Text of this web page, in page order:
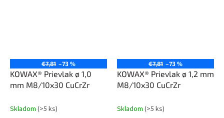
€7,81 –73 %
KOWAX® Prievlak ø 1,0
mm M8/10x30 CuCrZr
Skladom (>5 ks)
€7,81 –73 %
KOWAX® Prievlak ø 1,2 mm
M8/10x30 CuCrZr
Skladom (>5 ks)